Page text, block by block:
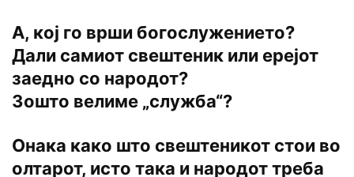
А, кој го врши богослужението?
Дали самиот свештеник или ерејот
заедно со народот?
Зошто велиме „служба“?
Онака како што свештеникот стои во
олтарот, исто така и народот треба